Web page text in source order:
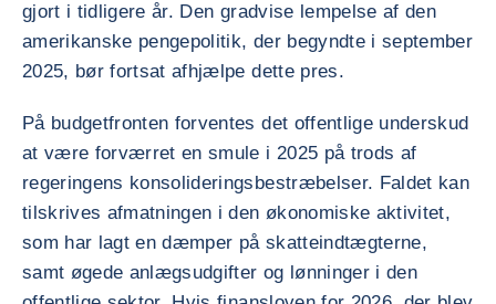
gjort i tidligere år. Den gradvise lempelse af den
amerikanske pengepolitik, der begyndte i september
2025, bør fortsat afhjælpe dette pres.
På budgetfronten forventes det offentlige underskud
at være forværret en smule i 2025 på trods af
regeringens konsolideringsbestræbelser. Faldet kan
tilskrives afmatningen i den økonomiske aktivitet,
som har lagt en dæmper på skatteindtægterne,
samt øgede anlægsudgifter og lønninger i den